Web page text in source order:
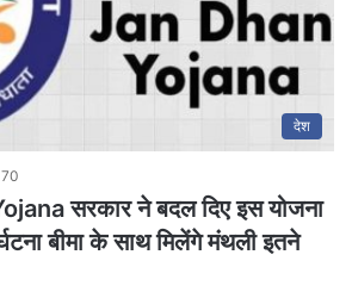
देश
70
सरकार ने बदल दिए इस योजना
बीमा के साथ मिलेंगे मंथली इतने